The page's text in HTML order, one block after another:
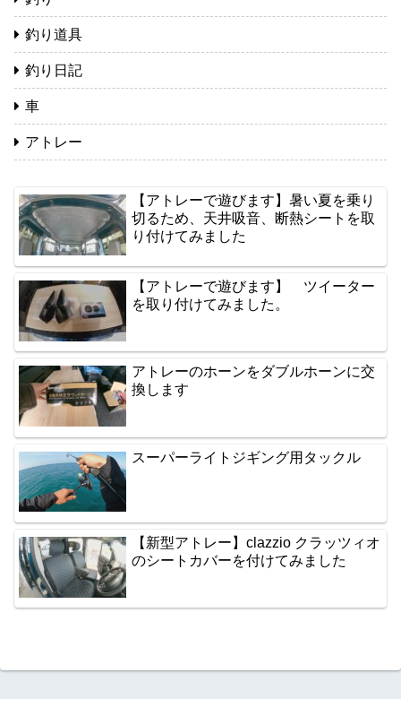
釣り道具
釣り日記
車
アトレー
【アトレーで遊びます】暑い夏を乗り
切るため、天井吸音、断熱シートを取
り付けてみました
【アトレーで遊びます】 ツイーター
を取り付けてみました。
アトレーのホーンをダブルホーンに交
換します
スーパーライトジギング用タックル
【新型アトレー】clazzio クラッツィオ
のシートカバーを付けてみました